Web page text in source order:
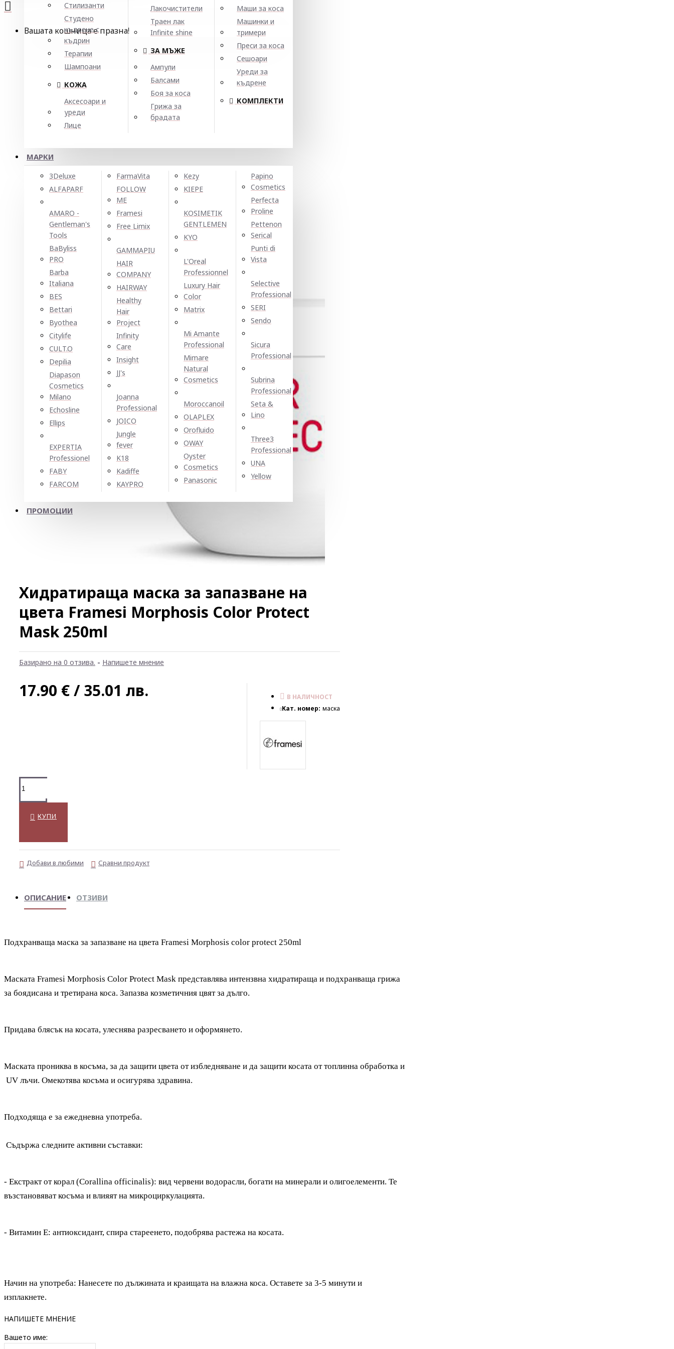
Стилизанти
Студено
къдрене с
къдрин
Терапии
Шампоани
КОЖА
Аксесоари и
уреди
Лице
Лакочистители
Траен лак
Infinite shine
ЗА МЪЖЕ
Ампули
Балсами
Боя за коса
Грижа за
брадата
Маши за коса
Машинки и
тримери
Преси за коса
Сешоари
Уреди за
къдрене
КОМПЛЕКТИ
МАРКИ
3Deluxe
ALFAPARF
AMARO -
Gentleman's
Tools
BaByliss
PRO
Barba
Italiana
BES
Bettari
Byothea
Citylife
CULT.O
Depilia
Diapason
Cosmetics
Milano
Echosline
Ellірѕ
EXPERTIA
Professionel
FABY
FARCOM
FarmaVita
FOLLOW
ME
Framesi
Free Limix
GAMMAPIU
HAIR
COMPANY
HAIRWAY
Healthy
Hair
Project
Infinity
Care
Insight
JJ's
Joanna
Professional
JOICO
Jungle
fever
K18
Kadiffe
KAYPRO
Kezy
KIEPE
KOSIMETIK
GENTLEMEN
KYO
L'Oreal
Professionnel
Luxury Hair
Color
Matrix
Mi Amante
Professional
Mimare
Natural
Cosmetics
Moroccanoil
OLAPLEX
Orofluido
OWAY
Oyster
Cosmetics
Panasonic
Papino
Cosmetics
Perfecta
Proline
Pettenon
Serical
Punti di
Vista
Selective
Professional
SERI
Sendo
Sicura
Professional
Subrina
Professional
Seta &
Lino
Three3
Professional
UNA
Yellow
ПРОМОЦИИ
Вашата кошница е празна!
Хидратираща маска за запазване на
цвета Framesi Morphosis Color Protect
Mask 250ml
Базирано на 0 отзива. - Напишете мнение
17.90 € / 35.01 лв.
В НАЛИЧНОСТ
Кат. номер: маска
КУПИ
Добави в любими Сравни продукт
ОПИСАНИЕ ОТЗИВИ
Подхранваща маска за запазване на цвета Framesi Morphosis color protect 250ml
Маската Framesi Morphosis Color Protect Mask представлява интензвна хидратираща и подхранваща грижа
за боядисана и третирана коса. Запазва козметичния цвят за дълго.
Придава блясък на косата, улеснява разресването и оформянето.
Маската прониква в косъма, за да защити цвета от избледняване и да защити косата от топлинна обработка и
UV лъчи. Омекотява косъма и осигурява здравина.
Подходяща е за ежедневна употреба.
Съдържа следните активни съставки:
- Екстракт от корал (Corallina officinalis): вид червени водорасли, богати на минерали и олигоелементи. Те
възстановяват косъма и влияят на микроциркулацията.
- Витамин Е: антиоксидант, спира стареенето, подобрява растежа на косата.
Начин на употреба: Нанесете по дължината и краищата на влажна коса. Оставете за 3-5 минути и
изплакнете.
НАПИШЕТЕ МНЕНИЕ
Вашето име: